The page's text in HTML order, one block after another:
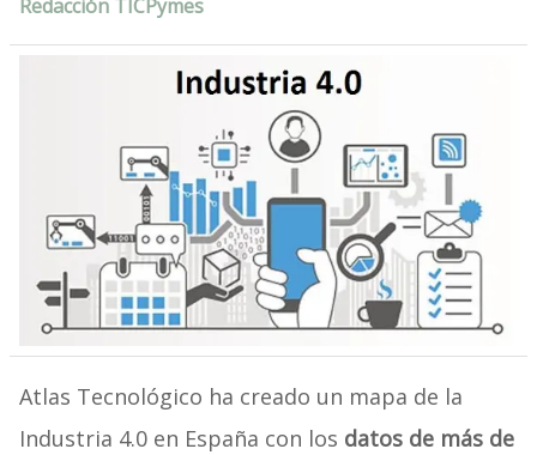
Redacción TICPymes
Atlas Tecnológico ha creado un mapa de la
Industria 4.0 en España con los datos de más de